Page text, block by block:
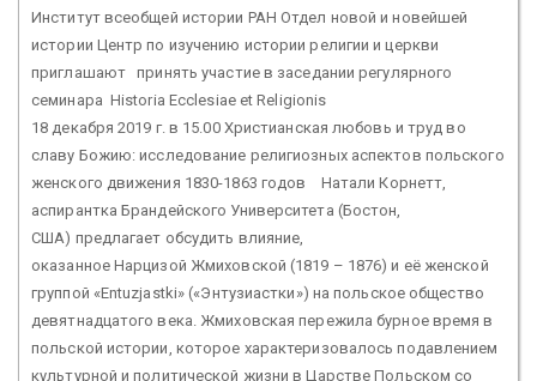
Институт всеобщей истории РАН Отдел новой и новейшей
истории Центр по изучению истории религии и церкви
приглашают принять участие в заседании регулярного
семинара Historia Ecclesiae et Religionis
18 декабря 2019 г. в 15.00 Христианская любовь и труд во
славу Божию: исследование религиозных аспектов польского
женского движения 1830-1863 годов Натали Корнетт,
аспирантка Брандейского Университета (Бостон,
США) предлагает обсудить влияние,
оказанное Нарцизой Жмиховской (1819 – 1876) и её женской
группой «Entuzjastki» («Энтузиастки») на польское общество
девятнадцатого века. Жмиховская пережила бурное время в
польской истории, которое характеризовалось подавлением
культурной и политической жизни в Царстве Польском со